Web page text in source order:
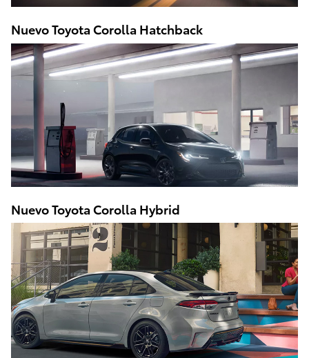
Nuevo Toyota Corolla Hatchback
Nuevo Toyota Corolla Hybrid